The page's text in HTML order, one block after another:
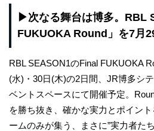
▶次なる舞台は博多。RBL
FUKUOKA Round 」を7月
RBL SEASON1のFinal FUKUOKA
(水)・30日(木)の2日間、JR博多シ
ベントスペースにて開催予定。
を勝ち抜き、確かな実力とポイン
ームのみが集う、まさに”実力者た